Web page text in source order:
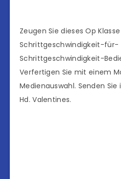
Zeugen Sie dieses Op
Schrittgeschwindigkeit-für-
Schrittgeschwindigkeit-
Verfertigen Sie mit einem
Medienauswahl. Senden Sie
Hd. Valentines.